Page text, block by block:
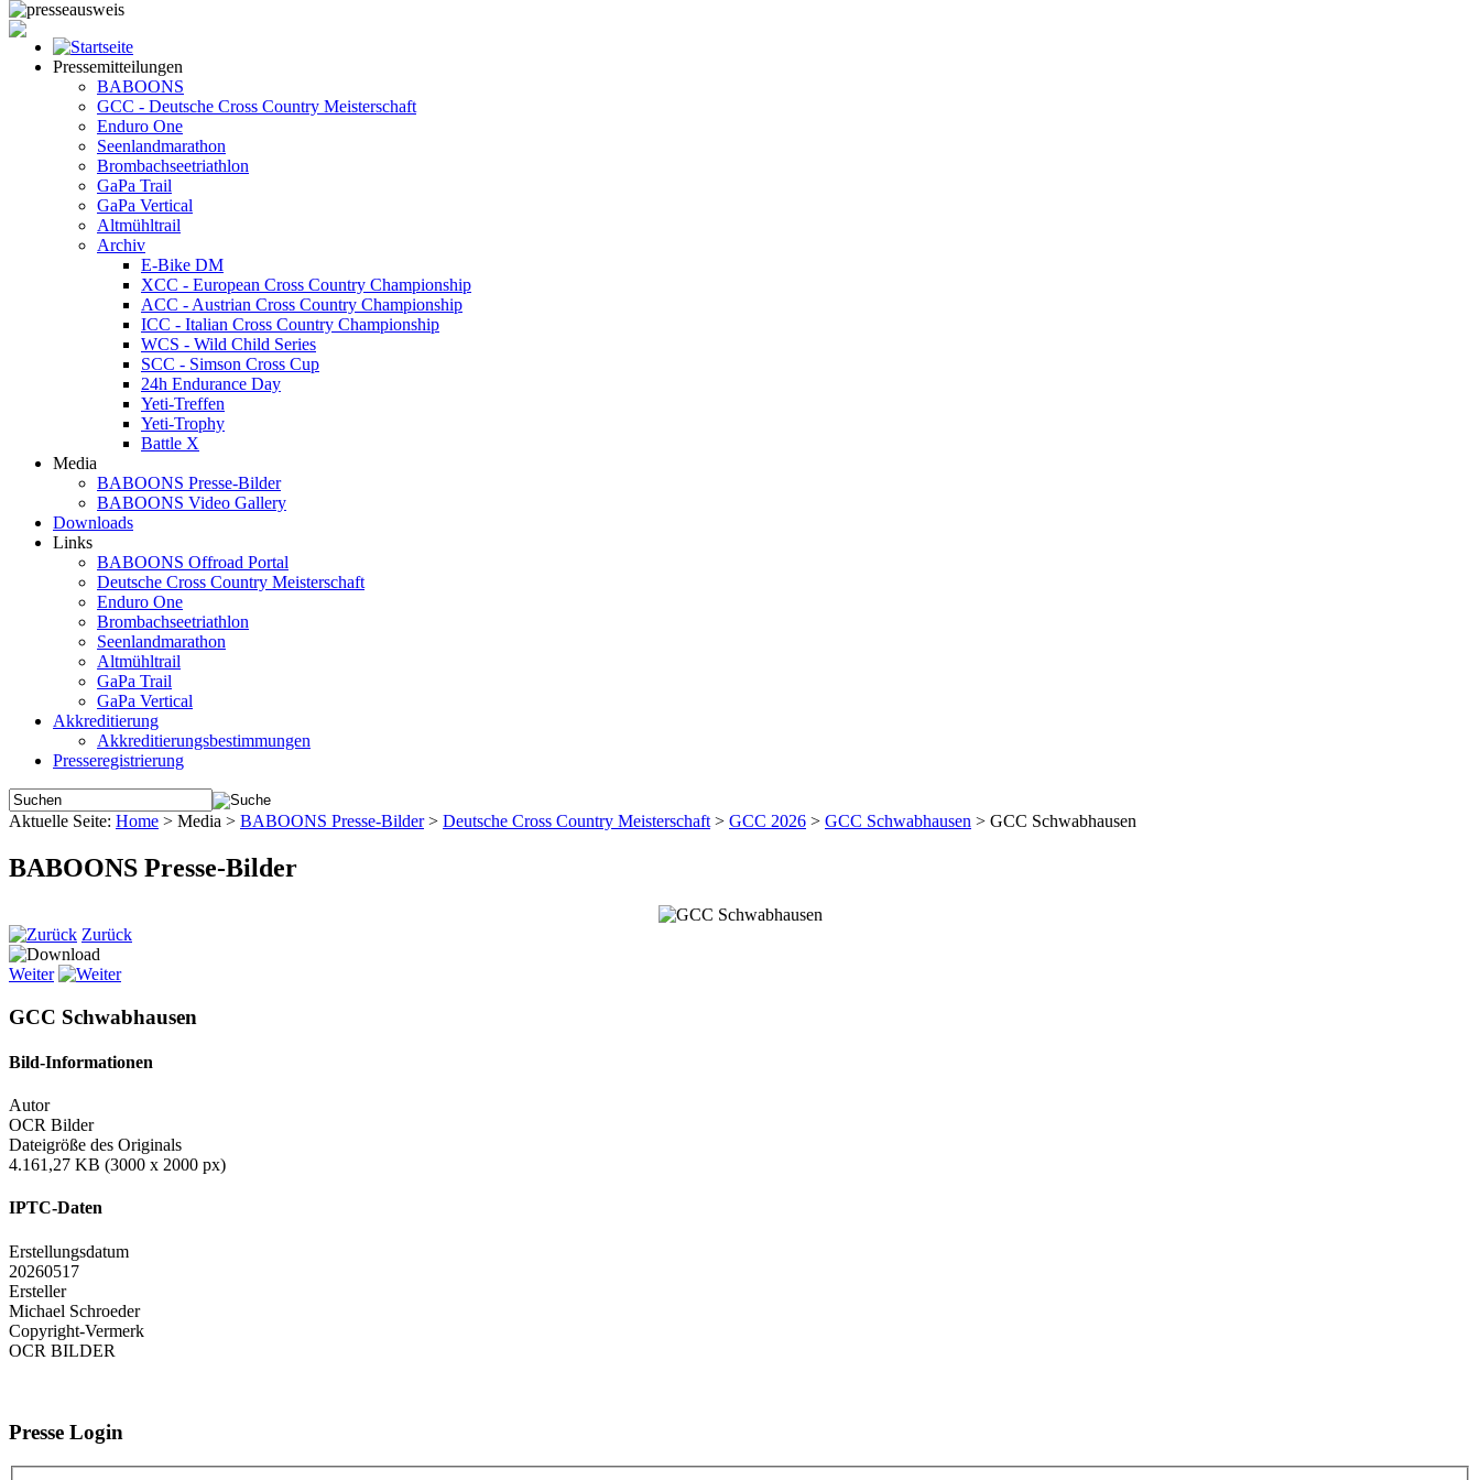
Pressemitteilungen
BABOONS
GCC - Deutsche Cross Country Meisterschaft
Enduro One
Seenlandmarathon
Brombachseetriathlon
GaPa Trail
GaPa Vertical
Altmühltrail
Archiv
E-Bike DM
XCC - European Cross Country Championship
ACC - Austrian Cross Country Championship
ICC - Italian Cross Country Championship
WCS - Wild Child Series
SCC - Simson Cross Cup
24h Endurance Day
Yeti-Treffen
Yeti-Trophy
Battle X
Media
BABOONS Presse-Bilder
BABOONS Video Gallery
Downloads
Links
BABOONS Offroad Portal
Deutsche Cross Country Meisterschaft
Enduro One
Brombachseetriathlon
Seenlandmarathon
Altmühltrail
GaPa Trail
GaPa Vertical
Akkreditierung
Akkreditierungsbestimmungen
Presseregistrierung
Aktuelle Seite: Home > Media > BABOONS Presse-Bilder> Deutsche Cross Country Meisterschaft > GCC 2026 > GCC Schwabhausen > GCC Schwabhausen
BABOONS Presse-Bilder
Zurück
Weiter
GCC Schwabhausen
Bild-Informationen
Autor
OCR Bilder
Dateigröße des Originals
4.161,27 KB (3000 x 2000 px)
IPTC-Daten
Erstellungsdatum
20260517
Ersteller
Michael Schroeder
Copyright-Vermerk
OCR BILDER
Presse Login